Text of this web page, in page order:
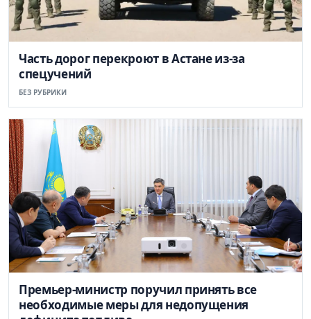
Часть дорог перекроют в Астане из-за
спецучений
БЕЗ РУБРИКИ
Премьер-министр поручил принять все
необходимые меры для недопущения